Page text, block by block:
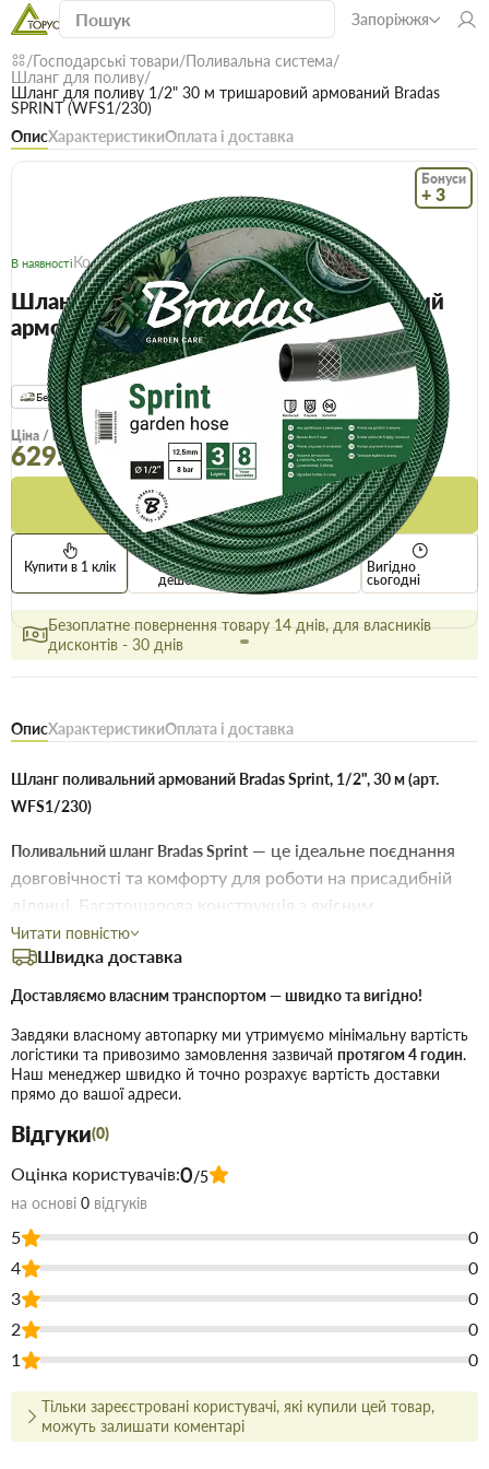
Запоріжжя
Господарські товари Поливальна система
Шланг для поливу
Шланг для поливу 1/2" 30 м тришаровий армований Bradas
SPRINT (WFS1/230)
ОписХарактеристикиОплата і доставка
Бонуси
+ 3
В наявностіКод: 22646
Шланг для поливу 1/2" 30 м тришаровий
армований Bradas SPRINT (WFS1/230)
(0)
Безкоштовна доставка! Від 15000 грн єВідновлення Доставка НП
Ціна / шт
629.9 грн
Опт
609.9 грн
Купити
Купити в 1 клік
Знайшли
дешевше
Акції
Вигідно
сьогодні
Безоплатне повернення товару 14 днів, для власників
дисконтів - 30 днів
ОписХарактеристикиОплата і доставка
Шланг поливальний армований Bradas Sprint, 1/2", 30 м (арт.
WFS1/230)
Поливальний шланг Bradas Sprint — це ідеальне поєднання
довговічності та комфорту для роботи на присадибній
ділянці. Багатошарова конструкція з якісним
текстильним армуванням гарантує стійкість до
механічних пошкоджень та запобігає появі перегинів і
скручувань під час використання. Довжина
30 метрів
а діаметр1/2"забезпечує стабільний напір води.
Матеріал виробу має захист від ультрафіолетового
випромінювання та перешкоджає росту водоростей
усередині, що зберігає чистоту води та подовжує термін
служби шланга.
Тип:поливальний шланг армований.
Артикул:
Діаметр: 1/2".
Довжина:30 м.
Переваги:відмінна гнучкість, надійне армування,
стійкість до сонця (УФ), захист від водоростей,
зручність у роботі.
Купити Шланг для поливу 1/2" 30 м тришаровий армований
Читати повністю
Швидка доставка
Доставляємо власним транспортом — швидко та вигідно!
Завдяки власному автопарку ми утримуємо мінімальну вартість
логістики та привозимо замовлення зазвичай протягом 4 годин.
Наш менеджер швидко й точно розрахує вартість доставки
прямо до вашої адреси.
Відгуки(0)
Оцінка користувачів:0/5
на основі 0 відгуків
5
0
4
0
3
0
2
0
1
0
Тільки зареєстровані користувачі, які купили цей товар,
можуть залишати коментарі